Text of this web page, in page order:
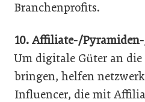
Branchenprofits.
10. Affiliate-/
Um digitale Güter an
bringen, helfen
Influencer, die mit